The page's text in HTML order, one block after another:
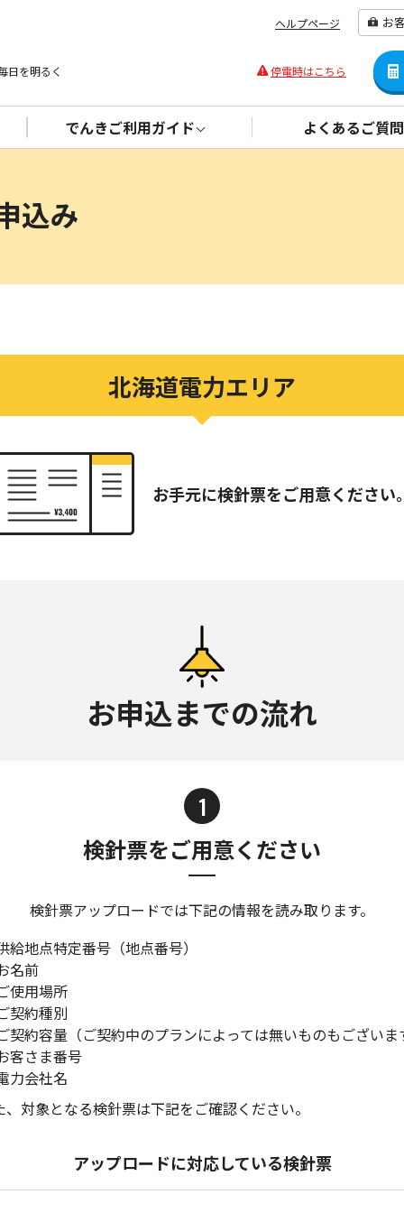
ヘルプページ お
日を明るく 停電時はこちら
でんきご利用ガイド よくあるご質問
込み
北海道電力エリア
お手元に検針票をご用意ください
お申込までの流れ
1
検針票をご用意ください
検針票アップロードでは下記の情報を読み取ります。
地点特定番号（地点番号）
名前
使用場所
契約種別
約容量（ご契約中のプランによっては無いものもございま
客さま番号
力会社名
、対象となる検針票は下記をご確認ください。
アップロードに対応している検針票